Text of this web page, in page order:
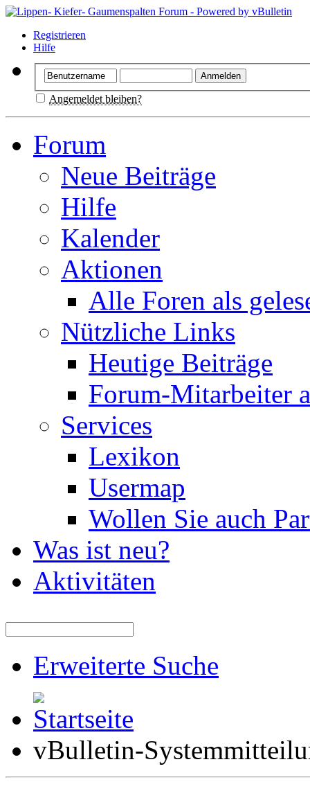
Registrieren
Hilfe
Angemeldet bleiben?
Forum
Neue Beiträge
Hilfe
Kalender
Aktionen
Alle Foren als
Nützliche Links
Heutige Beiträge
Forum-Mitarbeiter
Services
Lexikon
Usermap
Wollen Sie auch
Was ist neu?
Aktivitäten
Erweiterte Suche
vBulletin-